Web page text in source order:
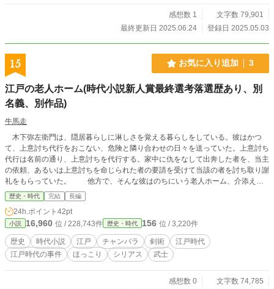
感想数 1
文字数 79,901
最終更新日 2025.06.24
登録日 2025.05.03
15 お気に入り追加 3
江戸の老人ホーム(時代小説新人賞最終選考落選歴あり、別
名義、別作品)
牛馬走
木下弥左衛門は、隠居暮らしに淋しさを覚える暮らしをしている。彼はかつ
て、上意討ち代行をおこない、危険と隣り合わせの日々を送っていた。上意討ち
代行は名前の通り、上意討ちを代行する。家中に仇をなして出奔した者を、当主
の依頼、あるいは上意討ちを命じられた者の要請を受けて当該の者を討ち取り謝
礼をもらっていた。 他方で、そんな彼はのちにいう老人ホーム、介添え長
屋に住んで仲間と穏やかな毎日を過ごしている。そんな彼は、胃がんを患う。だ
が、死を覚悟することを習いとしていた彼は、その事実を静かに受け入れる。死
ぬまでに何ができるか、と考える。
歴史・時代 完結 長編
24h.ポイント 42pt
小説 16,960 位 / 228,743件 歴史・時代 156 位 / 3,220件
歴史 時代小説 江戸 チャンバラ 剣術
江戸時代
江戸時代の事件
ほっこり シリアス 武士
感想数 0
文字数 74,785